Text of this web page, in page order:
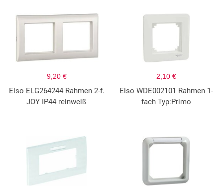
9,20 €
Elso ELG264244 Rahmen 2-f.
JOY IP44 reinweiß
2,10 €
Elso WDE002101 Rahmen 1-
fach Typ:Primo